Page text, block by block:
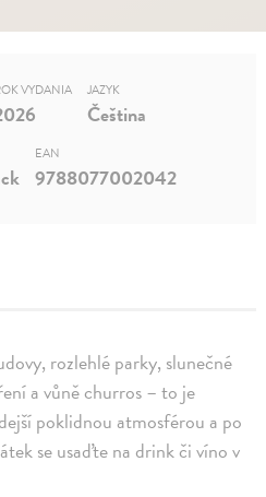
rozlehlé parky, slunečné
a vůně churros – to je
poklidnou atmosférou a po
se usaďte na drink či víno v
VYDANIA JAZYK
Čeština
EAN
9788077002042